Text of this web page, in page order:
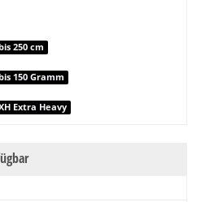
250 cm
150 Gramm
Extra Heavy